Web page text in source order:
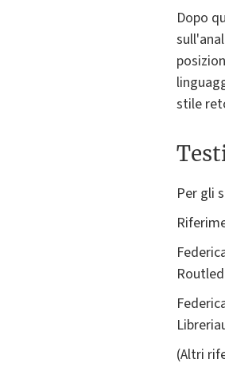
Dopo
stile
Per gli
(Altri